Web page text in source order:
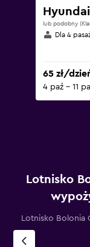
lub podobny
Dla 4
65 zł/
4 paź - 11
Lotnisko
Lotnisko Bolonia